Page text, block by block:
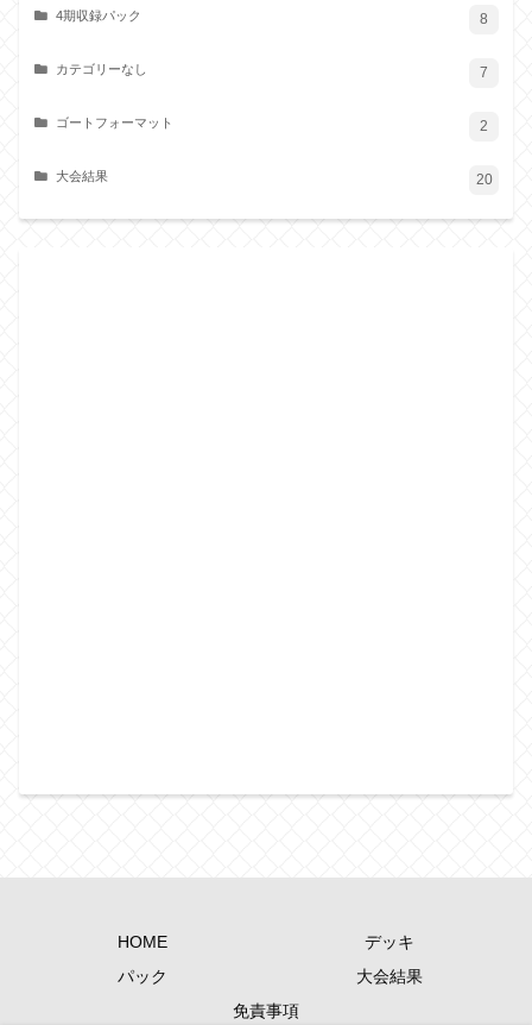
4期収録パック 8
カテゴリーなし 7
ゴートフォーマット 2
大会結果 20
HOME
デッキ
パック
大会結果
免責事項